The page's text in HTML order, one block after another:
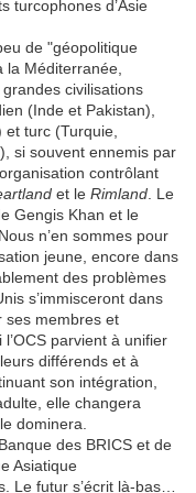
turcophones d’Asie
de "géopolitique
Méditerranée,
civilisations
(Inde et Pakistan),
turc (Turquie,
si souvent ennemis par
contrôlant
et le Rimland . Le
Gengis Khan et le
n’en sommes pour
jeune, encore dans
des problèmes
s’immisceront dans
ses membres et
parvient à unifier
différends et à
son intégration,
elle changera
dominera.
des BRICS et de
Asiatique
Le futur s’écrit là-bas…